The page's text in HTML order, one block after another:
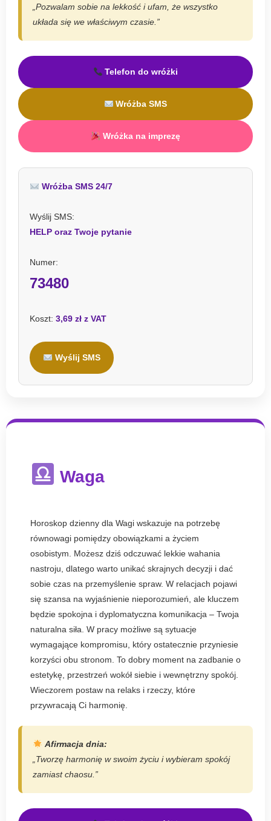
„Pozwalam sobie na lekkość i ufam, że wszystko
układa się we właściwym czasie.”
Telefon do wróżki
Wróżba SMS
Wróżka na imprezę
Wróżba SMS 24/7
Wyślij SMS:
HELP oraz Twoje pytanie
Numer:
73480
Koszt: 3,69 zł z VAT
Wyślij SMS
Waga
Horoskop dzienny dla Wagi wskazuje na potrzebę
równowagi pomiędzy obowiązkami a życiem
osobistym. Możesz dziś odczuwać lekkie wahania
nastroju, dlatego warto unikać skrajnych decyzji i dać
sobie czas na przemyślenie spraw. W relacjach pojawi
się szansa na wyjaśnienie nieporozumień, ale kluczem
będzie spokojna i dyplomatyczna komunikacja – Twoja
naturalna siła. W pracy możliwe są sytuacje
wymagające kompromisu, który ostatecznie przyniesie
korzyści obu stronom. To dobry moment na zadbanie o
estetykę, przestrzeń wokół siebie i wewnętrzny spokój.
Wieczorem postaw na relaks i rzeczy, które
przywracają Ci harmonię.
Afirmacja dnia:
„Tworzę harmonię w swoim życiu i wybieram spokój
zamiast chaosu.”